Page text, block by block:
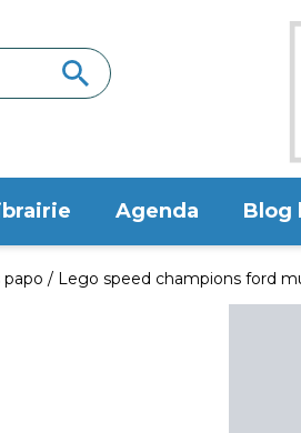
Agenda Blog
papo Lego speed champions ford